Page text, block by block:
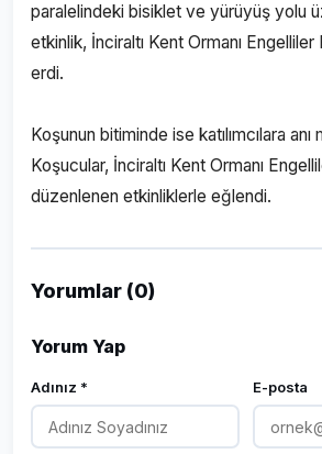
paralelindeki bisiklet ve yürüyüş yolu
etkinlik, İnciraltı Kent Ormanı Engelliler
erdi.
Koşunun bitiminde ise katılımcılara anı
Koşucular, İnciraltı Kent Ormanı
düzenlenen etkinliklerle eğlendi.
Yorumlar (0)
Yorum Yap
Adınız * E-posta